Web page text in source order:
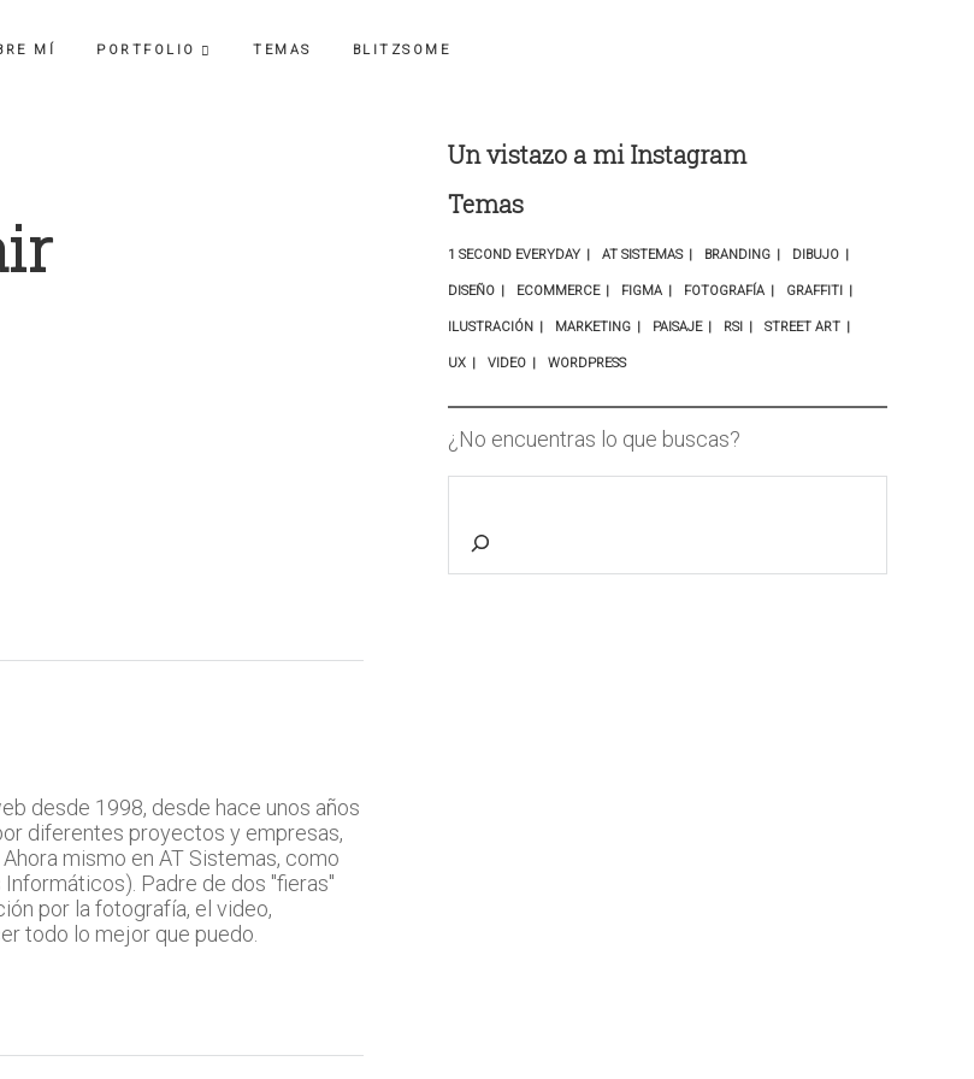
MÍ PORTFOLIO TEMAS BLITZSOME
desde 1998, desde hace unos años
diferentes proyectos y empresas,
mismo en AT Sistemas, como
Padre de dos "fieras"
por la fotografía, el video,
todo lo mejor que puedo.
Un vistazo a mi Instagram
Temas
1 SECOND EVERYDAY AT SISTEMAS BRANDING DIBUJO
DISEÑO ECOMMERCE FIGMA FOTOGRAFÍA GRAFFITI
ILUSTRACIÓN MARKETING PAISAJE RSI STREET ART
UX VIDEO WORDPRESS
¿No encuentras lo que buscas?